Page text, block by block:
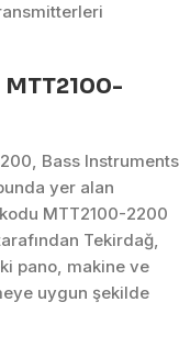
Bass Instruments
yer alan
MTT2100-2200
Tekirdağ,
pano, makine ve
uygun şekilde